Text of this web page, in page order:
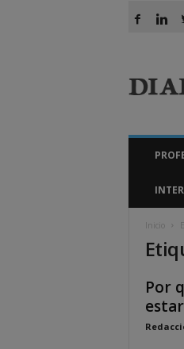
a
r
Inicio
Por